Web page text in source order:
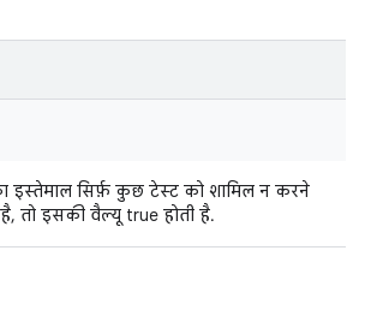
इस्तेमाल सिर्फ़ कुछ टेस्ट को शामिल न करने
तो इसकी वैल्यू true होती है.